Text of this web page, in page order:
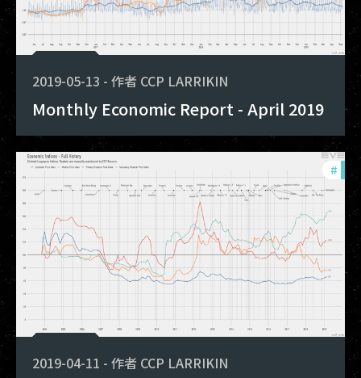
2019-05-13 - 作者 CCP LARRIKIN
Monthly Economic Report - April 2019
#
2019-04-11 - 作者 CCP LARRIKIN